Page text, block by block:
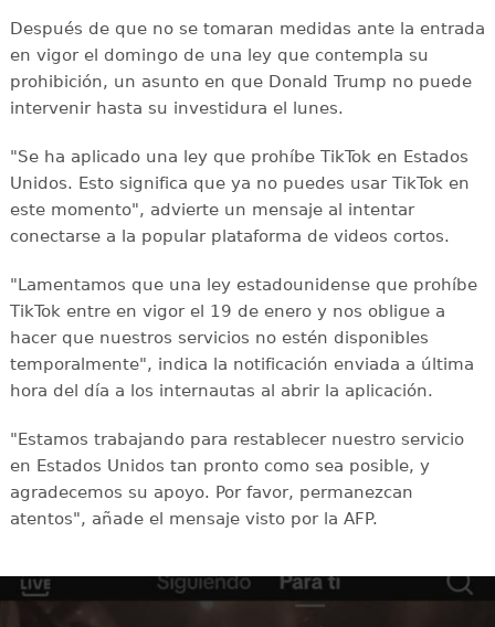
Después de que no se tomaran medidas ante la entrada
en vigor el domingo de una ley que contempla su
prohibición, un asunto en que Donald Trump no puede
intervenir hasta su investidura el lunes.
"Se ha aplicado una ley que prohíbe TikTok en Estados
Unidos. Esto significa que ya no puedes usar TikTok en
este momento", advierte un mensaje al intentar
conectarse a la popular plataforma de videos cortos.
"Lamentamos que una ley estadounidense que prohíbe
TikTok entre en vigor el 19 de enero y nos obligue a
hacer que nuestros servicios no estén disponibles
temporalmente", indica la notificación enviada a última
hora del día a los internautas al abrir la aplicación.
"Estamos trabajando para restablecer nuestro servicio
en Estados Unidos tan pronto como sea posible, y
agradecemos su apoyo. Por favor, permanezcan
atentos", añade el mensaje visto por la AFP.